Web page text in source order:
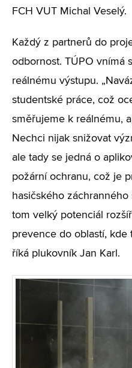
FCH VUT Michal Veselý.
Každý z partnerů do
odbornost. TÚPO vnímá
reálnému výstupu.
studentské práce, což
směřujeme k reálnému,
Nechci nijak snižovat
ale tady se jedná o
požární ochranu, což je
hasičského
tom velký potenciál
prevence do oblastí, kde
říká plukovník Jan Karl.